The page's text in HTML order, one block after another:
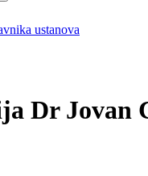
ustanova
Dr Jovan